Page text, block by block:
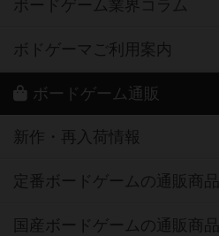
ボードゲーム業界コラム
ボドゲーマご利用案内
ボードゲーム通販
新作・再入荷情報
定番ボードゲームの通販商品
国産ボードゲームの通販商品